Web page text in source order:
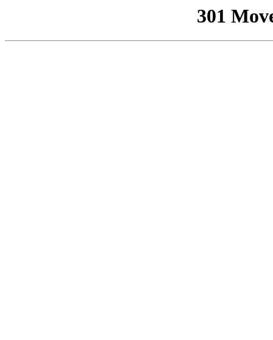
301